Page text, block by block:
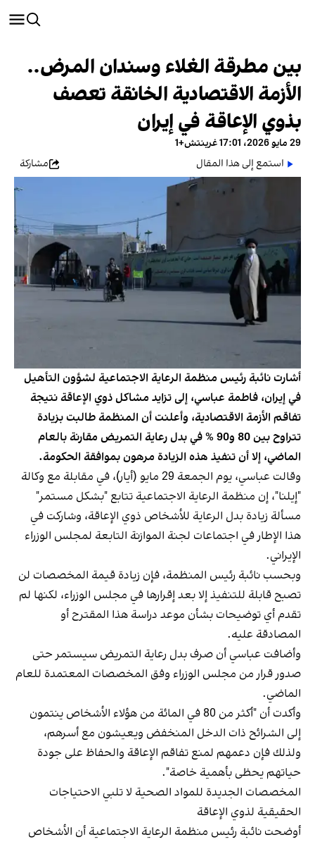
بين مطرقة الغلاء وسندان المرض..
الأزمة الاقتصادية الخانقة تعصف
بذوي الإعاقة في إيران
29 مايو 2026، 17:01 غرينتش+1
استمع إلى هذا المقال
مشاركة
أشارت نائبة رئيس منظمة الرعاية الاجتماعية لشؤون التأهيل
في إيران، فاطمة عباسي، إلى تزايد مشاكل ذوي الإعاقة نتيجة
تفاقم الأزمة الاقتصادية، وأعلنت أن المنظمة طالبت بزيادة
تتراوح بين 80 و90 % في بدل رعاية التمريض مقارنة بالعام
الماضي، إلا أن تنفيذ هذه الزيادة مرهون بموافقة الحكومة.
وقالت عباسي، يوم الجمعة 29 مايو (أيار)، في مقابلة مع وكالة
"إيلنا"، إن منظمة الرعاية الاجتماعية تتابع "بشكل مستمر"
مسألة زيادة بدل الرعاية للأشخاص ذوي الإعاقة، وشاركت في
هذا الإطار في اجتماعات لجنة الموازنة التابعة لمجلس الوزراء
الإيراني.
وبحسب نائبة رئيس المنظمة، فإن زيادة قيمة المخصصات لن
تصبح قابلة للتنفيذ إلا بعد إقرارها في مجلس الوزراء، لكنها لم
تقدم أي توضيحات بشأن موعد دراسة هذا المقترح أو
المصادقة عليه.
وأضافت عباسي أن صرف بدل رعاية التمريض سيستمر حتى
صدور قرار من مجلس الوزراء وفق المخصصات المعتمدة للعام
الماضي.
وأكدت أن "أكثر من 80 في المائة من هؤلاء الأشخاص ينتمون
إلى الشرائح ذات الدخل المنخفض ويعيشون مع أسرهم،
ولذلك فإن دعمهم لمنع تفاقم الإعاقة والحفاظ على جودة
حياتهم يحظى بأهمية خاصة".
المخصصات الجديدة للمواد الصحية لا تلبي الاحتياجات
الحقيقية لذوي الإعاقة
أوضحت نائبة رئيس منظمة الرعاية الاجتماعية أن الأشخاص